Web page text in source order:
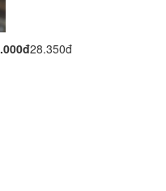
28.350đ